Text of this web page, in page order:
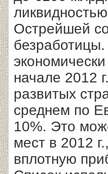
Острейшей
начале 2012
развитых
среднем по
10%. Это
мест в 2012
вплотную